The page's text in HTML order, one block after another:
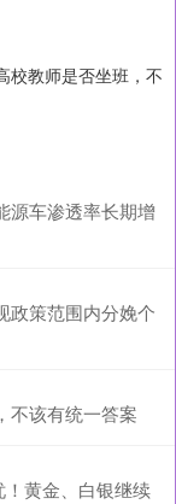
校教师是否坐班，不
源车渗透率长期增
政策范围内分娩个
不该有统一答案
黄金、白银继续